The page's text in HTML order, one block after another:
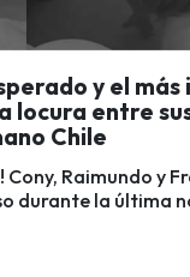
y el
locura entre
Chile
Cony, Raimundo y
durante la última